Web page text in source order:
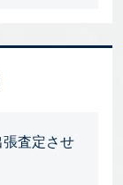
査定させ